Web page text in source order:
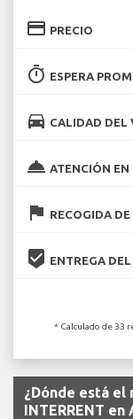
credit_card PRECIO
timer ESPERA
directions_car CALIDAD DEL
room_service ATENCIÓN
flag RECOGIDA
beenhere ENTREGA
* Calculado de 33
¿Dónde está
INTERRENT